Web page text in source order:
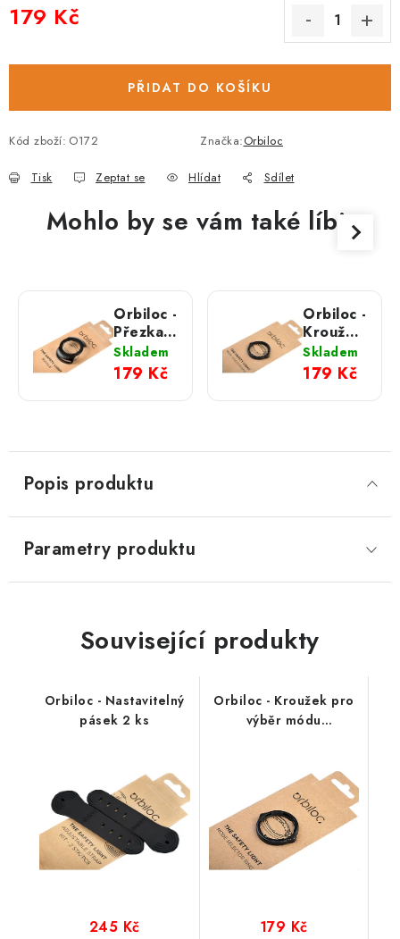
179 Kč
PŘIDAT DO KOŠÍKU
Kód zboží: O172 Značka:Orbiloc
Tisk Zeptat se Hlídat Sdílet
Mohlo by se vám také líbit
Orbiloc -
Přezka /
buckle
Skladem
179 Kč
Orbiloc -
Kroužek
pro
výběr
módu
jednoduchý
Skladem
179 Kč
Popis produktu
Parametry produktu
Související produkty
Orbiloc - Nastavitelný
pásek 2 ks
245 Kč
Orbiloc - Kroužek pro
výběr módu
179 Kč